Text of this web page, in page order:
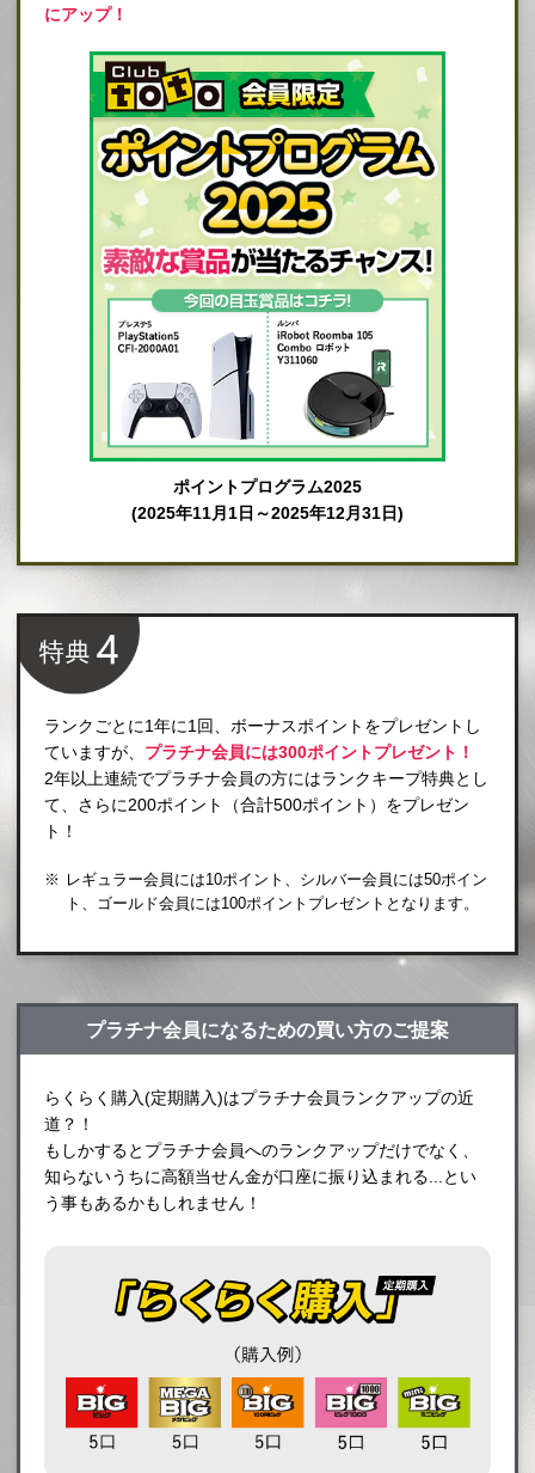
にアップ！
ポイントプログラム2025
(2025年11月1日～2025年12月31日)
ランクごとに1年に1回、ボーナスポイントをプレゼントし
ていますが、 プラチナ会員には300ポイントプレゼント！
2年以上連続でプラチナ会員の方にはランクキープ特典とし
て、さらに200ポイント（合計500ポイント）をプレゼン
ト！
レギュラー会員には10ポイント、シルバー会員には50ポイン
ト、ゴールド会員には100ポイントプレゼントとなります。
プラチナ会員になるための買い方のご提案
らくらく購入(定期購入)はプラチナ会員ランクアップの近
道？！
もしかするとプラチナ会員へのランクアップだけでなく、
知らないうちに高額当せん金が口座に振り込まれる...とい
う事もあるかもしれません！